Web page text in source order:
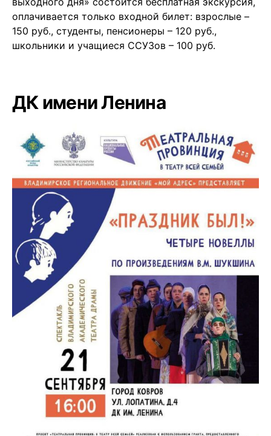
оплачивается только входной билет: взрослые –
150 руб., студенты, пенсионеры – 120 руб.,
школьники и учащиеся ССУЗов – 100 руб.
ДК имени Ленина